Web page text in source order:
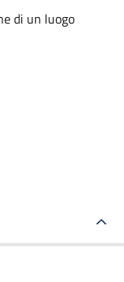
di un luogo